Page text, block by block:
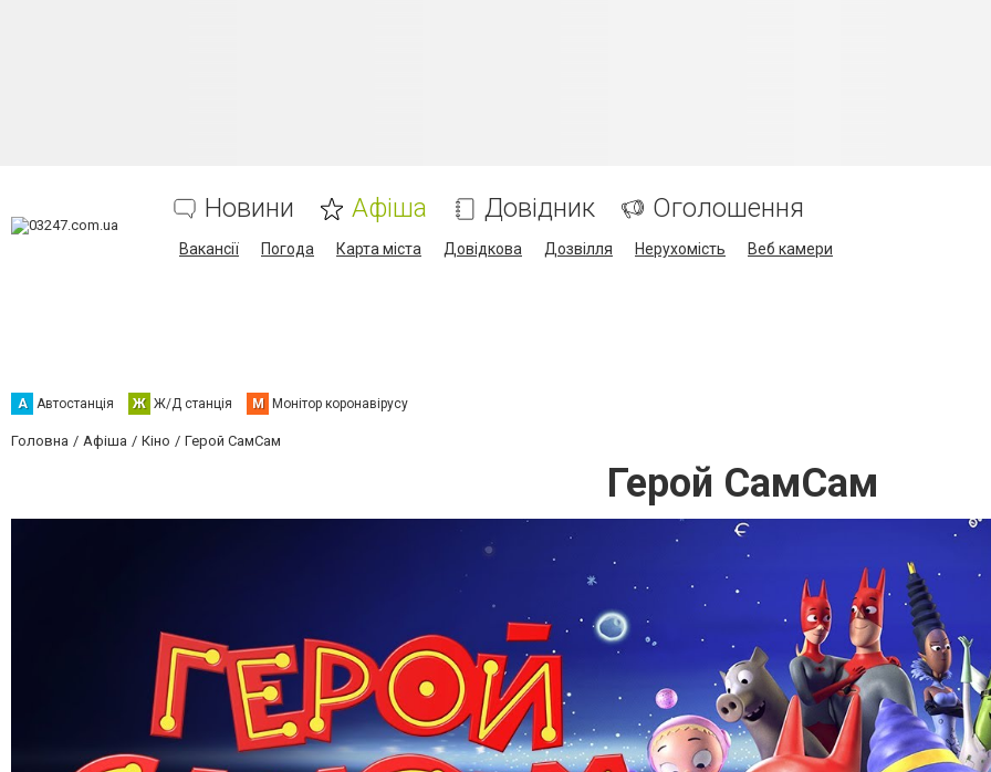
Новини Афіша Довідник Оголошення
Вакансії Погода Карта міста Довідкова Дозвілля Нерухомість Веб камери
А Автостанція Ж Ж/Д станція М Монітор коронавірусу
Головна Афіша Кіно Герой СамСам
Герой СамСам